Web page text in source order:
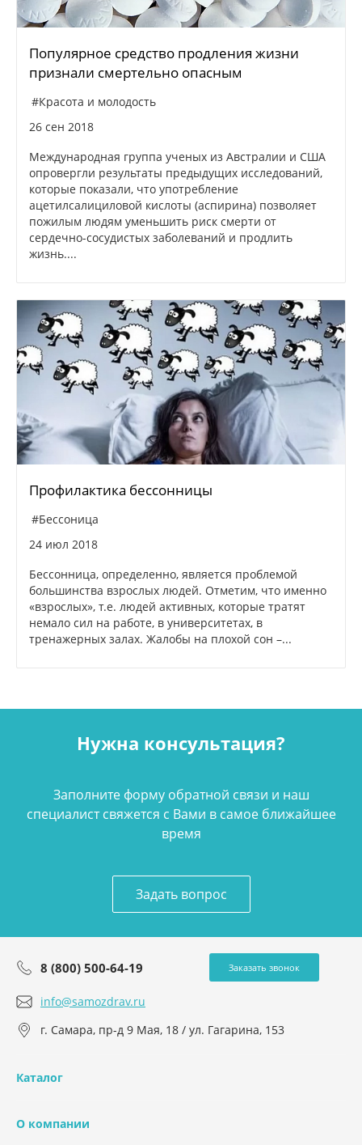
Популярное средство продления жизни
признали смертельно опасным
#Красота и молодость
26 сен 2018
Международная группа ученых из Австралии и США
опровергли результаты предыдущих исследований,
которые показали, что употребление
ацетилсалициловой кислоты (аспирина) позволяет
пожилым людям уменьшить риск смерти от
сердечно-сосудистых заболеваний и продлить
жизнь....
Профилактика бессонницы
#Бессоница
24 июл 2018
Бессонница, определенно, является проблемой
большинства взрослых людей. Отметим, что именно
«взрослых», т.е. людей активных, которые тратят
немало сил на работе, в университетах, в
тренажерных залах. Жалобы на плохой сон –...
Нужна консультация?
Заполните форму обратной связи и наш
специалист свяжется с Вами в самое ближайшее
время
Задать вопрос
8 (800) 500-64-19 Заказать звонок
info@samozdrav.ru
г. Самара, пр-д 9 Мая, 18 / ул. Гагарина, 153
Каталог
О компании